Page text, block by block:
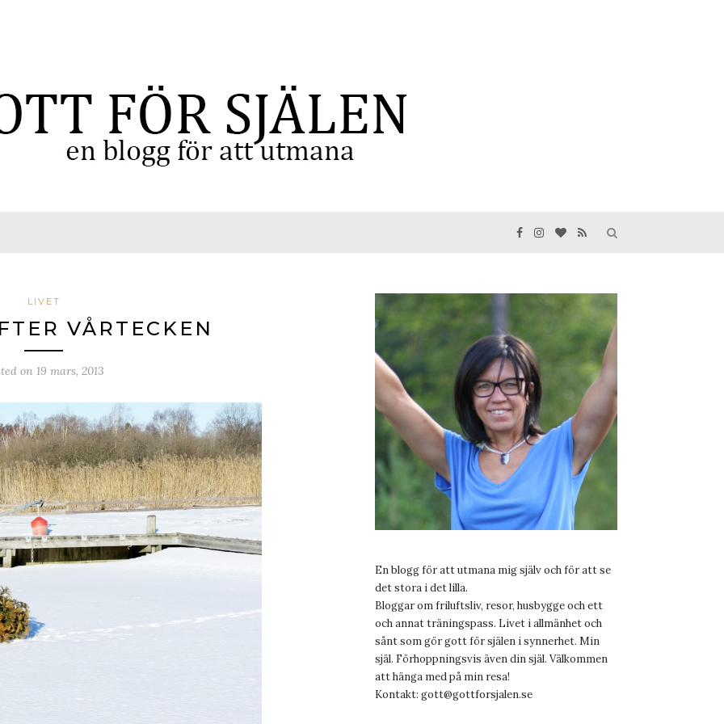
LIVET
VÅRTECKEN
on 19 mars, 2013
En blogg för att utmana mig själv och för att se
det stora i det lilla.
Bloggar om friluftsliv, resor, husbygge och ett
och annat träningspass. Livet i allmänhet och
sånt som gör gott för själen i synnerhet. Min
själ. Förhoppningsvis även din själ. Välkommen
att hänga med på min resa!
Kontakt: gott@gottforsjalen.se